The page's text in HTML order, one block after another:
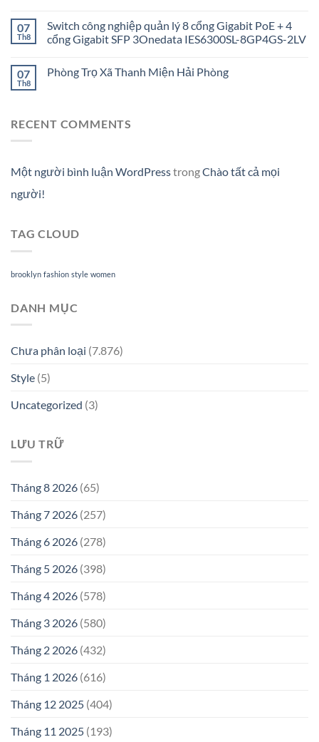
07
Th8
Switch công nghiệp quản lý 8 cổng Gigabit PoE + 4
cổng Gigabit SFP 3Onedata IES6300SL-8GP4GS-2LV
07
Th8
Phòng Trọ Xã Thanh Miện Hải Phòng
RECENT COMMENTS
Một người bình luận WordPresstrongChào tất cả mọi
người!
TAG CLOUD
brooklyn fashion style women
DANH MỤC
Chưa phân loại (7.876)
Style (5)
Uncategorized (3)
LƯU TRỮ
Tháng 8 2026 (65)
Tháng 7 2026 (257)
Tháng 6 2026 (278)
Tháng 5 2026 (398)
Tháng 4 2026 (578)
Tháng 3 2026 (580)
Tháng 2 2026 (432)
Tháng 1 2026 (616)
Tháng 12 2025 (404)
Tháng 11 2025 (193)